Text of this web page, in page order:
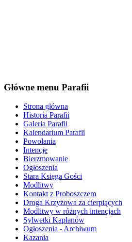
Główne menu Parafii
Strona główna
Historia Parafii
Galeria Parafii
Kalendarium Parafii
Powołania
Intencje
Bierzmowanie
Ogłoszenia
Stara Księga Gości
Modlitwy
Kontakt z Proboszczem
Droga Krzyżowa za cierpiących
Modlitwy w różnych intencjach
Sylwetki Kapłanów
Ogłoszenia - Archiwum
Kazania